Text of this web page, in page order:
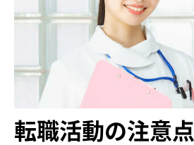
転職活動の注意点